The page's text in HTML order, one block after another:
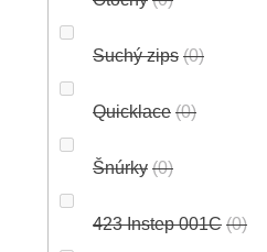
Suchý zips 0
Quicklace 0
Šnúrky 0
423 Instep 001C 0